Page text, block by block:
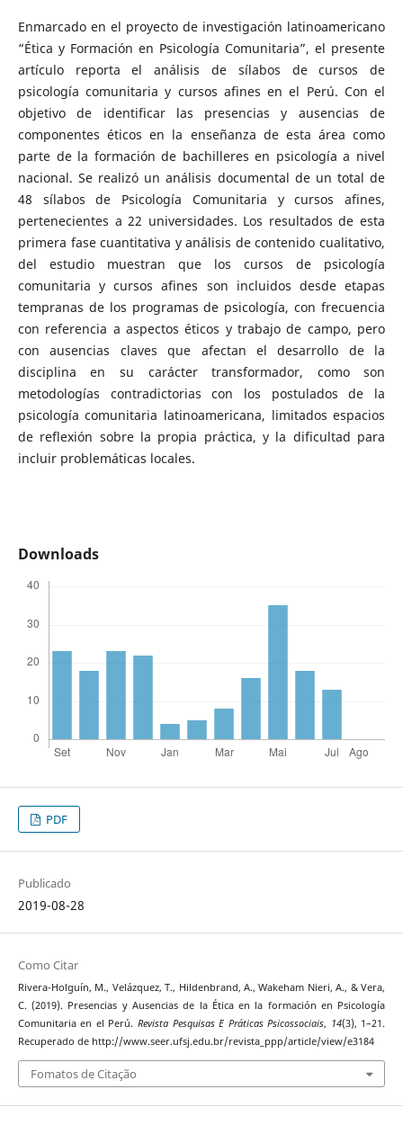
Enmarcado en el proyecto de investigación latinoamericano
“Ética y Formación en Psicología Comunitaria”, el presente
artículo reporta el análisis de sílabos de cursos de
psicología comunitaria y cursos afines en el Perú. Con el
objetivo de identificar las presencias y ausencias de
componentes éticos en la enseñanza de esta área como
parte de la formación de bachilleres en psicología a nivel
nacional. Se realizó un análisis documental de un total de
48 sílabos de Psicología Comunitaria y cursos afines,
pertenecientes a 22 universidades. Los resultados de esta
primera fase cuantitativa y análisis de contenido cualitativo,
del estudio muestran que los cursos de psicología
comunitaria y cursos afines son incluidos desde etapas
tempranas de los programas de psicología, con frecuencia
con referencia a aspectos éticos y trabajo de campo, pero
con ausencias claves que afectan el desarrollo de la
disciplina en su carácter transformador, como son
metodologías contradictorias con los postulados de la
psicología comunitaria latinoamericana, limitados espacios
de reflexión sobre la propia práctica, y la dificultad para
incluir problemáticas locales.
Downloads
PDF
Publicado
2019-08-28
Como Citar
Rivera-Holguín, M., Velázquez, T., Hildenbrand, A., Wakeham Nieri, A., & Vera,
C. (2019). Presencias y Ausencias de la Ética en la formación en Psicología
Comunitaria en el Perú. Revista Pesquisas E Práticas Psicossociais, 14(3), 1–21.
Recuperado de http://www.seer.ufsj.edu.br/revista_ppp/article/view/e3184
Fomatos de Citação